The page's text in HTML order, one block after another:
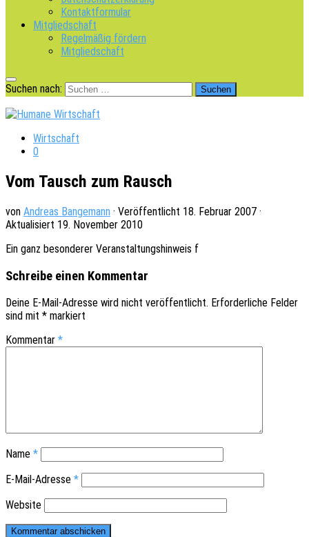
Kontaktformular
Mitgliedschaft
Regelmäßig fördern
Mitgliedschaft
Suchen nach:
Wirtschaft
0
Vom Tausch zum Rausch
von Andreas Bangemann · Veröffentlicht 18. Februar 2007 ·
Aktualisiert 19. November 2010
Ein ganz beson­de­rer Veran­stal­tungs­hin­weis f
Schreibe einen Kommentar
Deine E-Mail-Adresse wird nicht veröffentlicht. Erforderliche Felder
sind mit * markiert
Kommentar *
Name *
E-Mail-Adresse *
Website